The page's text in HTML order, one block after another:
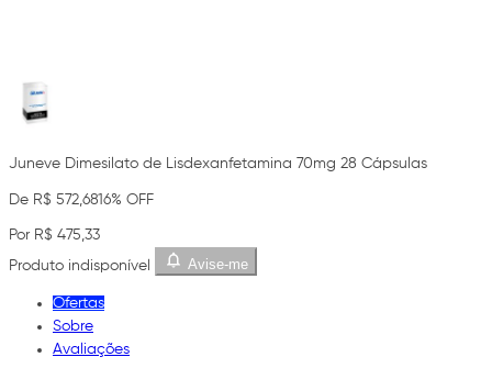
Juneve Dimesilato de Lisdexanfetamina 70mg 28 Cápsulas
De R$ 572,6816% OFF
Por R$ 475,33
Produto indisponível
Avise-me
Ofertas
Sobre
Avaliações